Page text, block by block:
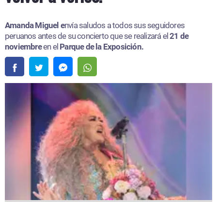
Amanda Miguel envía saludos a todos sus seguidores
peruanos antes de su concierto que se realizará el21 de
noviembreen el Parque de la Exposición.